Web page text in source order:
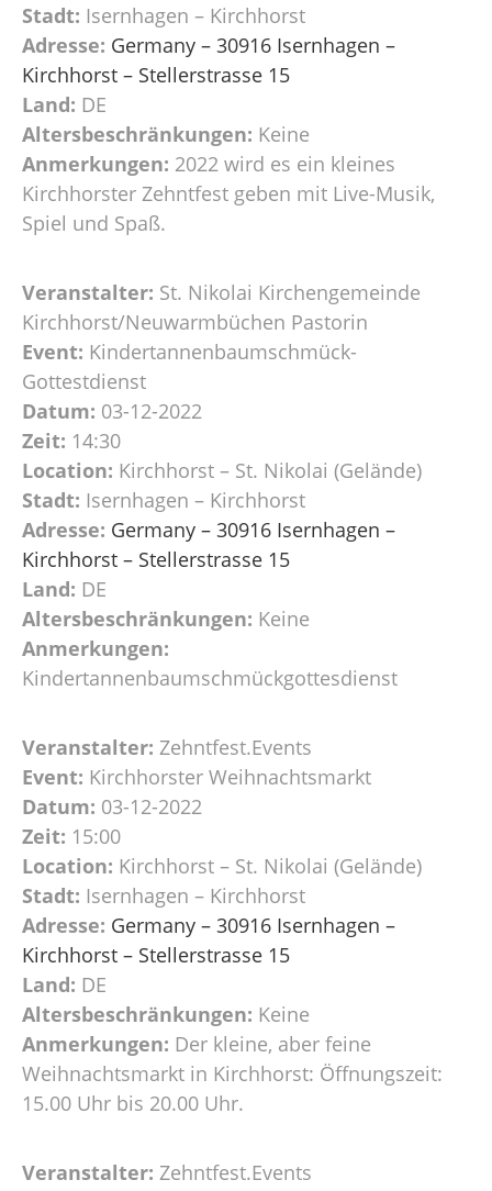
Stadt: Isernhagen – Kirchhorst
Adresse: Germany – 30916 Isernhagen –
Kirchhorst – Stellerstrasse 15
Land: DE
Altersbeschränkungen: Keine
Anmerkungen: 2022 wird es ein kleines
Kirchhorster Zehntfest geben mit Live-Musik,
Spiel und Spaß.
Veranstalter: St. Nikolai Kirchengemeinde
Kirchhorst/Neuwarmbüchen Pastorin
Event: Kindertannenbaumschmück-
Gottestdienst
Datum: 03-12-2022
Zeit: 14:30
Location: Kirchhorst – St. Nikolai (Gelände)
Stadt: Isernhagen – Kirchhorst
Adresse: Germany – 30916 Isernhagen –
Kirchhorst – Stellerstrasse 15
Land: DE
Altersbeschränkungen: Keine
Anmerkungen:
Kindertannenbaumschmückgottesdienst
Veranstalter: Zehntfest.Events
Event: Kirchhorster Weihnachtsmarkt
Datum: 03-12-2022
Zeit: 15:00
Location: Kirchhorst – St. Nikolai (Gelände)
Stadt: Isernhagen – Kirchhorst
Adresse: Germany – 30916 Isernhagen –
Kirchhorst – Stellerstrasse 15
Land: DE
Altersbeschränkungen: Keine
Anmerkungen: Der kleine, aber feine
Weihnachtsmarkt in Kirchhorst: Öffnungszeit:
15.00 Uhr bis 20.00 Uhr.
Veranstalter: Zehntfest.Events